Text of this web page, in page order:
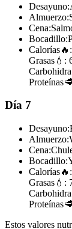
Desayuno:
Almuerzo:
Cena:
Bocadillo:
Calorías🔥:
Grasas 💧:
Proteínas
Día 7
Desayuno:
Almuerzo:
Cena:
Bocadillo:
Calorías🔥:
Grasas 💧:
Proteínas
Estos valores